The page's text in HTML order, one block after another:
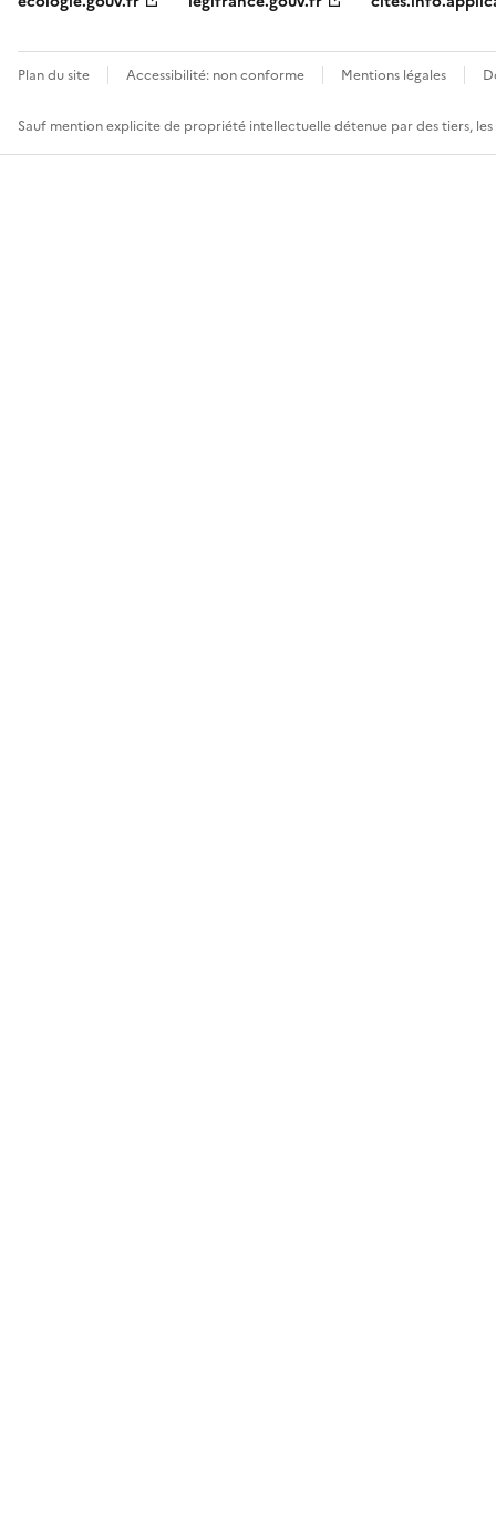
Plan du site Accessibilité: non conforme Mentions légales
Sauf mention explicite de propriété intellectuelle détenue par des tiers,